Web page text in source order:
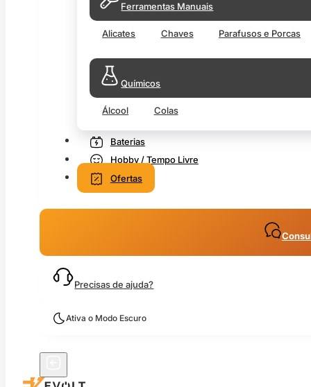
Ferramentas Manuais
Alicates Chaves Parafusos e Porcas
Químicos
Álcool Colas
Baterias
Hobby / Tempo Livre
Ofertas
Precisas de ajuda?
Ativa o Modo Escuro